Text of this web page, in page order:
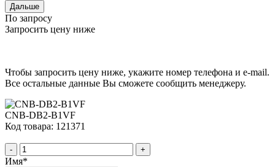
Дальше
По запросу
Запросить цену ниже
Чтобы запросить цену ниже, укажите номер телефона и e-mail.
Все остальные данные Вы сможете сообщить менеджеру.
CNB-DB2-B1VF
Код товара: 121371
- +
Имя*